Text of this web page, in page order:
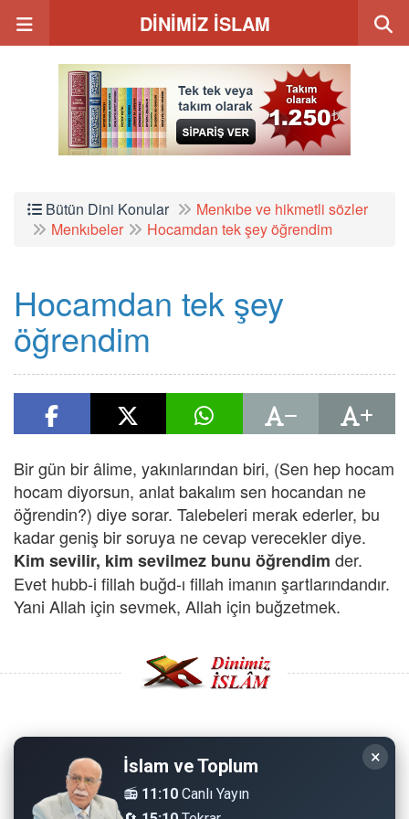
DİNİMİZ İSLAM
Bütün Dini Konular
Menkıbe ve hikmetli sözler
Menkıbeler
Hocamdan tek şey öğrendim
Hocamdan tek şey
öğrendim
Bir gün bir âlime, yakınlarından biri, (Sen hep hocam
hocam diyorsun, anlat bakalım sen hocandan ne
öğrendin?) diye sorar. Talebeleri merak ederler, bu
kadar geniş bir soruya ne cevap verecekler diye.
Kim sevilir, kim sevilmez bunu öğrendim der.
Evet hubb-i fillah buğd-ı fillah imanın şartlarındandır.
Yani Allah için sevmek, Allah için buğzetmek.
Copyright © 2008 - Dinimiz İslam. Her Hakkı Saklıdır.
Sitemizdeki bilgiler, bütün insanların istifadesi için
hazırlanmıştır. Orijinaline sadık kalmak şartıyla, izin
×
İslam ve Toplum
📻 11:10 Canlı Yayın